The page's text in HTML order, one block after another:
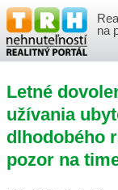
na
NEHNUTEĽNOSTI
BYTY
NOVOSTAVBY
VLOŽIŤ NEHNUTEĽNOSTI
PRIHLÁSENIE
VÝVOJ CIEN REALÍT
Letné
užívania
dlhodobého
pozor na